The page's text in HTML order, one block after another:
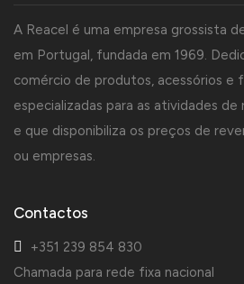
A Reacel é uma empresa grossista
em Portugal, fundada em 1969.
comércio de produtos, acessórios e
especializadas para as atividades de
e que disponibiliza os preços de
ou empresas.
Contactos
+351 239 854 830
Chamada para rede fixa nacional